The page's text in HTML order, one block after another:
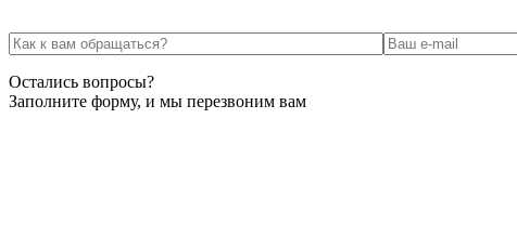
Остались вопросы?
Заполните форму, и мы перезвоним вам